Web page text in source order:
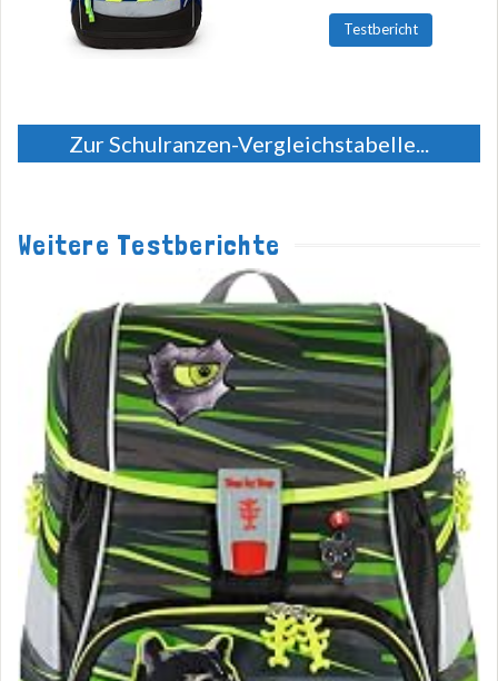
Testbericht
Zur Schulranzen-Vergleichstabelle...
Weitere Testberichte